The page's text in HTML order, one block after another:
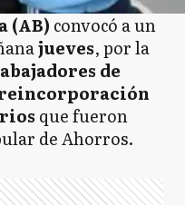
(AB) convocó a un
jueves, por la
de
que fueron
de Ahorros.